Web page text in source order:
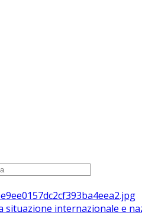
internazionale e